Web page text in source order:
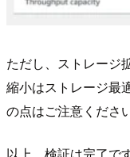
ただし、ストレージ
縮小はストレージ最
の点はご注意ください
以上、検証は完了で